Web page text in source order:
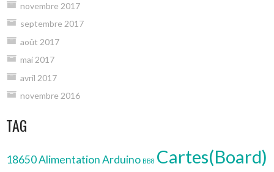
novembre 2017
septembre 2017
août 2017
mai 2017
avril 2017
novembre 2016
TAG
18650AlimentationArduino BB8 Cartes(Board)